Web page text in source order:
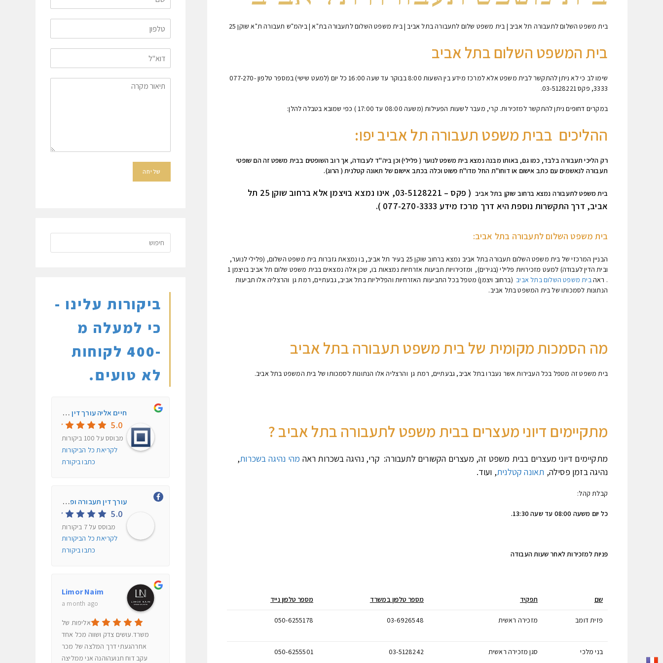
בית משפט השלום לתעבורה תל אביב | בית משפט שלום לתעבורה בתל אביב | בית משפט השלום לתעבורה בת"א | ביהמ"ש תעבורה ת"א שוקן 25
בית המשפט השלום בתל אביב
שימו לב כי לא ניתן להתקשר לבית משפט אלא למרכז מידע בין השעות 8:00 בבוקר עד שעה 16:00 כל יום (למעט שישי) במספר טלפון 077-270-
3333, פקס 03-5128221.
במקרים דחופים ניתן להתקשר למזכירות. קרי, מעבר לשעות הפעילות (משעה 08:00 עד 17:00 ) כפי שמובא בטבלה להלן:
ההליכים בבית משפט תעבורה תל אביב יפו:
רק הליכי תעבורה בלבד, כמו גם, באותו מבנה נמצא בית משפט לנוער ( פלילי) וכן ביה"ד לעבודה, אך רוב השופטים בבית משפט זה הם שופטי
תעבורה לנאשמים עם כתב אישום או דוחו"ת החל מדו"ח פשוט וכלה בכתב אישום של תאונה קטלנית ( הרוג).
בית משפט לתעבורה נמצא ברחוב שוקן בתל אביב
( פקס – 03-5128221, אינו נמצא בויצמן אלא ברחוב שוקן 25 תל
אביב, דרך התקשרות נוספת היא דרך מרכז מידע 077-270-3333 ).
בית משפט השלום לתעבורה בתל אביב:
הבניין המרכזי של בית משפט השלום תעבורה בתל אביב נמצא ברחוב שוקן 25 בעיר תל אביב, בו נמצאת גזברות בית משפט השלום, (פלילי לנוער,
ובית הדין לעבודה) למעט מזכירויות פלילי (בגירים), ומזכירויות תביעות אזרחיות נמצאות בו, שכן אלה נמצאים בבית משפט שלום תל אביב בויצמן 1
. ראהבית משפט השלום בתל אביב(ברחוב ויצמן) מטפל בכל התביעות האזרחיות והפליליות בתל אביב, גבעתיים, רמת גן והרצליה אלו תביעות
הנתונות לסמכותו של בית המשפט בתל אביב.
מה הסמכות מקומית של בית משפט תעבורה בתל אביב
בית משפט זה מטפל בכל העבירות אשר נעברו בתל אביב, גבעתיים, רמת גן והרצליה אלו הנתונות לסמכותו של בית המשפט בתל אביב.
מתקיימים דיוני מעצרים בבית משפט לתעבורה בתל אביב ?
מתקיימים דיוני מעצרים בבית משפט זה, מעצרים הקשורים לתעבורה: קרי, נהיגה בשכרות ראה מהי נהיגה בשכרות,
נהיגה בזמן פסילה, תאונה קטלנית, ועוד.
קבלת קהל:
כל יום משעה 08:00 עד שעה 13:30.
פניות למזכירות לאחר שעות העבודה
שם תפקיד מספר טלפון במשרד מספר טלפון נייד
פזית דומב מזכירה ראשית 03-6926548
050-6255178
בני מלכי סגן מזכירה ראשית 03-5128242
050-6255501
שליחה
ביקורות עלינו -
כי למעלה מ
-400 לקוחות
לא טועים.
חיים אליה עורך דין פלילי ותעבורה
5.0
מבוסס על 100 ביקורות
לקריאת כל הביקורות
כתבו ביקורת
עורך דין תעבורה ופלילי חיים אליה
5.0
מבוסס על 7 ביקורות
לקריאת כל הביקורות
כתבו ביקורת
Limor Naim
a month ago
אליפות של
משרד.עושים צדק ושווה מכל אחד
אחרהגעתי דרך המלצה של מכר
עקב דוח תנועהוהנה אני ממליצה
הסתר תמונות השהה אנימציות
העבר/הסתרת יישומון
שטיינפלד מדיה